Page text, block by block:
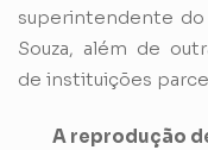
superintendente do
Souza, além de
de instituições
A reprodução